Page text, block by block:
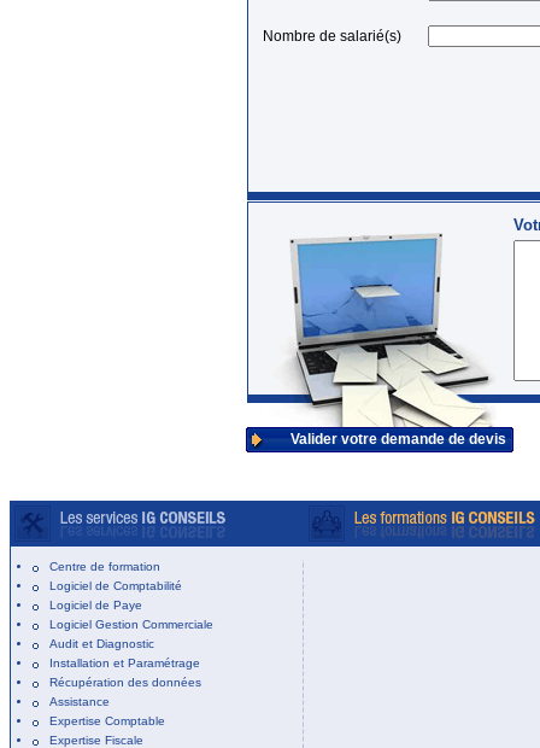
Nombre de salarié(s)
Valider votre demande de devis
Centre de formation
Logiciel de Comptabilité
Logiciel de Paye
Logiciel Gestion Commerciale
Audit et Diagnostic
Installation et Paramétrage
Récupération des données
Assistance
Expertise Comptable
Expertise Fiscale